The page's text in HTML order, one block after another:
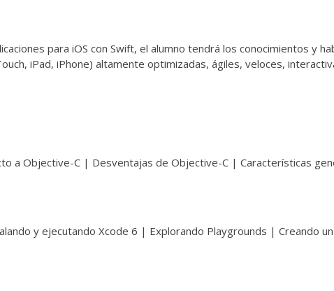
para iOS con Swift, el alumno tendrá los conocimientos y
iPad, iPhone) altamente optimizadas, ágiles, veloces,
a Objective-C | Desventajas de Objective-C | Características
y ejecutando Xcode 6 | Explorando Playgrounds | Creando